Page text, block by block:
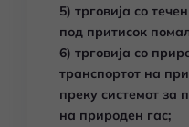
5) трговија со
под притисок
6) трговија со
транспортот на
преку системот за
на природен гас;